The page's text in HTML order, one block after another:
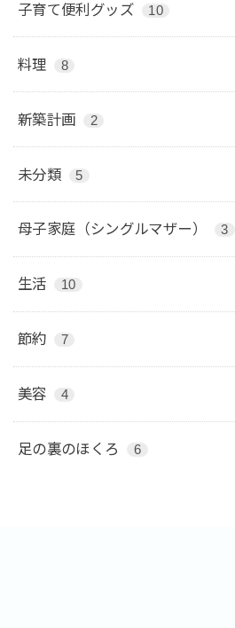
子育て便利グッズ 10
料理 8
新築計画 2
未分類 5
母子家庭（シングルマザー） 3
生活 10
節約 7
美容 4
足の裏のほくろ 6